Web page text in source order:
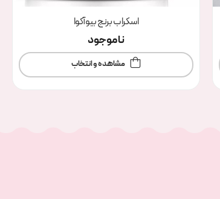
اسکراب برنج بیوآکوا
ناموجود
مشاهده و انتخاب